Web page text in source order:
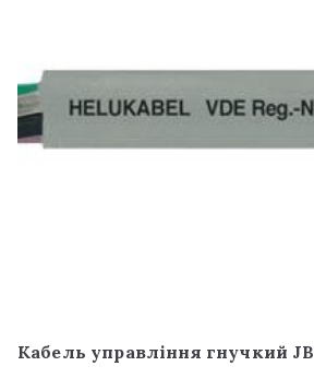
Кабель управління гнучкий